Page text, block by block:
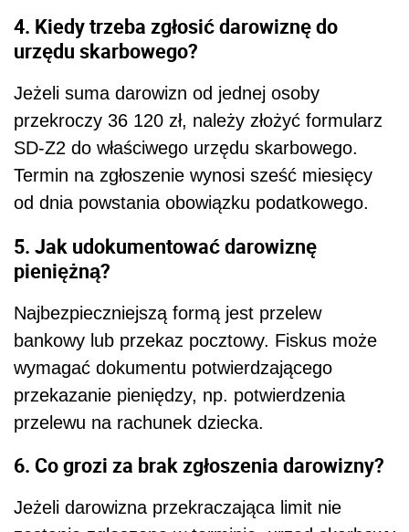
4. Kiedy trzeba zgłosić darowiznę do
urzędu skarbowego?
Jeżeli suma darowizn od jednej osoby
przekroczy 36 120 zł, należy złożyć formularz
SD-Z2 do właściwego urzędu skarbowego.
Termin na zgłoszenie wynosi sześć miesięcy
od dnia powstania obowiązku podatkowego.
5. Jak udokumentować darowiznę
pieniężną?
Najbezpieczniejszą formą jest przelew
bankowy lub przekaz pocztowy. Fiskus może
wymagać dokumentu potwierdzającego
przekazanie pieniędzy, np. potwierdzenia
przelewu na rachunek dziecka.
6. Co grozi za brak zgłoszenia darowizny?
Jeżeli darowizna przekraczająca limit nie